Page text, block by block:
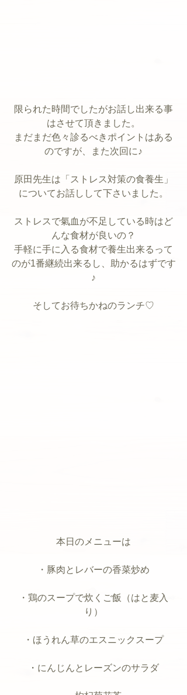
限られた時間でしたがお話し出来る事
はさせて頂きました。
まだまだ色々診るべきポイントはある
のですが、また次回に♪
原田先生は「ストレス対策の食養生」
についてお話しして下さいました。
ストレスで氣血が不足している時はど
んな食材が良いの？
手軽に手に入る食材で養生出来るって
のが1番継続出来るし、助かるはずです
♪
そしてお待ちかねのランチ♡
本日のメニューは
・豚肉とレバーの香菜炒め
・鶏のスープで炊くご飯（はと麦入
り）
・ほうれん草のエスニックスープ
・にんじんとレーズンのサラダ